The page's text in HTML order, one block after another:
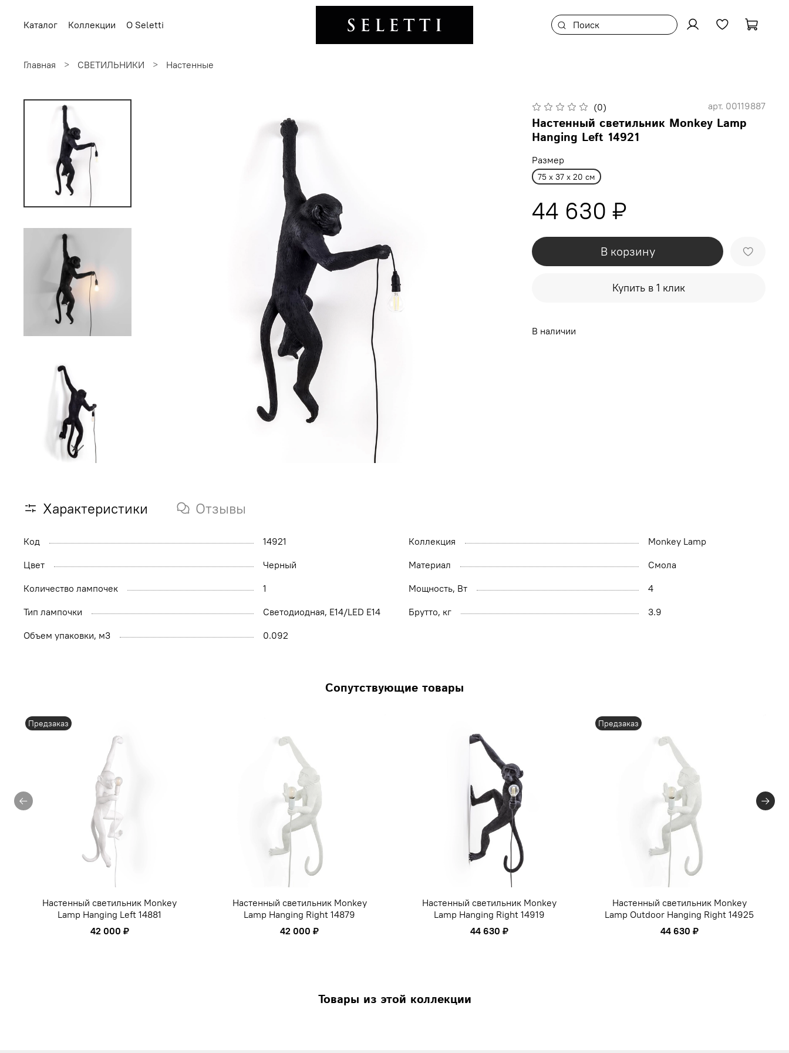
Каталог Коллекции О Seletti
Главная СВЕТИЛЬНИКИ Настенные
(0) арт. 00119887
Настенный светильник Monkey Lamp
Hanging Left 14921
Размер
75 x 37 x 20 см
44 630 ₽
В корзину
Купить в 1 клик
В наличии
Характеристики Отзывы
Код 14921 Коллекция
Monkey Lamp
Цвет
Черный Материал
Смола
Количество лампочек
1 Мощность, Вт
4
Тип лампочки
Светодиодная, E14/LED E14 Брутто, кг
3.9
Объем упаковки, м3
0.092
Сопутствующие товары
Предзаказ
Настенный светильник Monkey
Lamp Hanging Left 14881
42 000 ₽
Настенный светильник Monkey
Lamp Hanging Right 14879
42 000 ₽
Настенный светильник Monkey
Lamp Hanging Right 14919
44 630 ₽
Предзаказ
Настенный светильник Monkey
Lamp Outdoor Hanging Right 14925
44 630 ₽
Товары из этой коллекции